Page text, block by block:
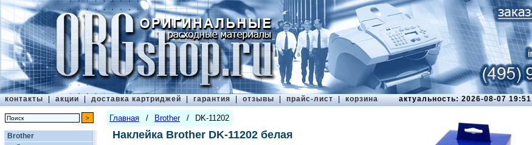
контакты | акции | доставка картриджей | гарантия | отзывы | прайс-лист | корзина актуальность: 2026-08-07 19:51
Brother
Главная / Brother / DK-11202
Наклейка Brother DK-11202 белая